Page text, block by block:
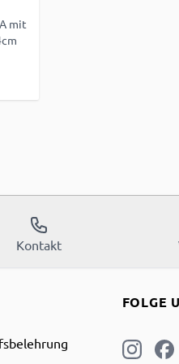
mit
Kontakt
FOLGE